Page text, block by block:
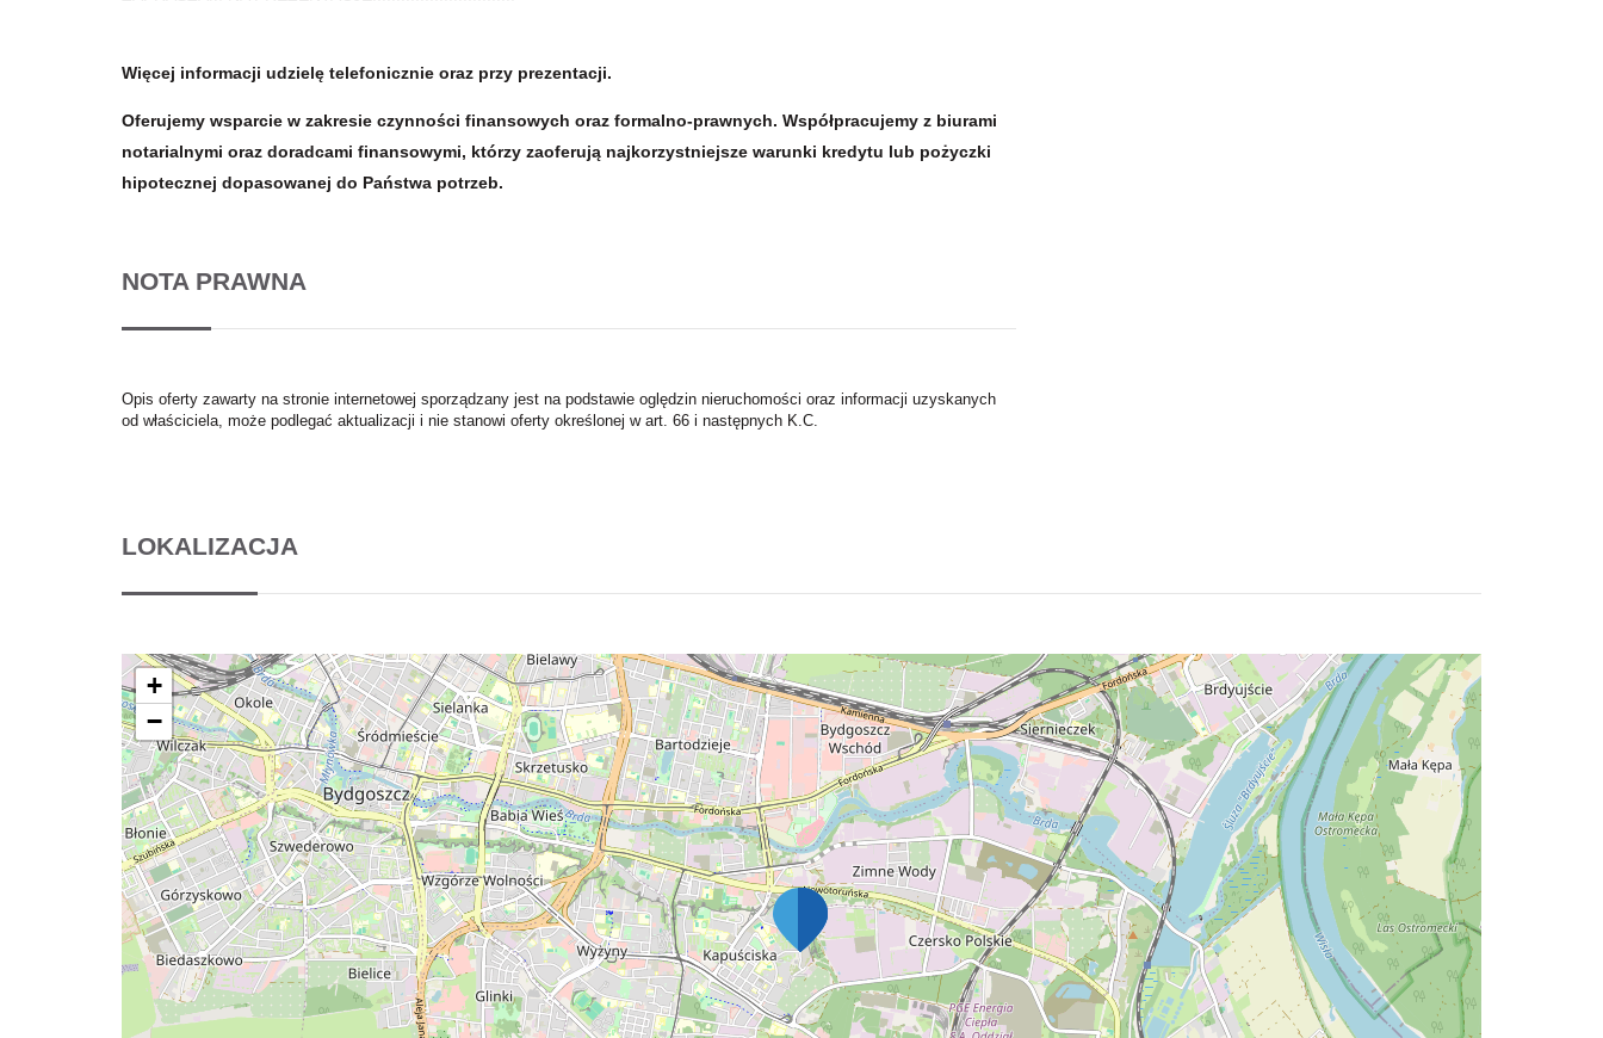
Więcej informacji udzielę telefonicznie oraz przy prezentacji.
Oferujemy wsparcie w zakresie czynności finansowych oraz formalno-prawnych. Współpracujemy z biurami
notarialnymi oraz doradcami finansowymi, którzy zaoferują najkorzystniejsze warunki kredytu lub pożyczki
hipotecznej dopasowanej do Państwa potrzeb.
NOTA PRAWNA
Opis oferty zawarty na stronie internetowej sporządzany jest na podstawie oględzin nieruchomości oraz informacji uzyskanych
od właściciela, może podlegać aktualizacji i nie stanowi oferty określonej w art. 66 i następnych K.C.
LOKALIZACJA
+
−